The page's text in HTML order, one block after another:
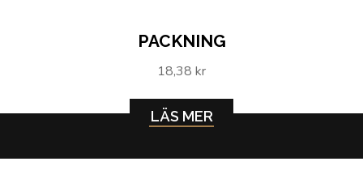
PACKNING
18,38 kr
LÄS MER